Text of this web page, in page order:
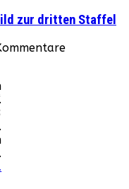
zur dritten Staffel